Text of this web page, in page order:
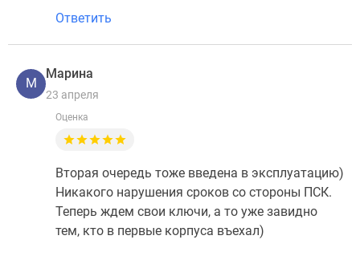
Ответить
М
Марина
23 апреля
Оценка
Вторая очередь тоже введена в эксплуатацию)
Никакого нарушения сроков со стороны ПСК.
Теперь ждем свои ключи, а то уже завидно
тем, кто в первые корпуса въехал)